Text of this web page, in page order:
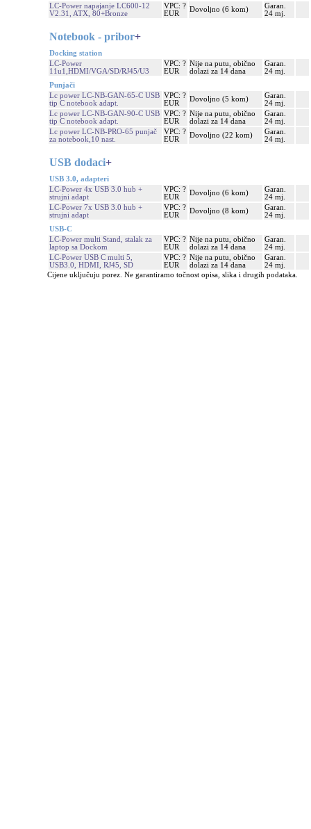
LC-Power napajanje LC600-12
V2.31, ATX, 80+Bronze
VPC: ?
EUR
Dovoljno (6 kom)
Garan.
24 mj.
Notebook - pribor+
Docking station
LC-Power
11u1,HDMI/VGA/SD/RJ45/U3
VPC: ?
EUR
Nije na putu, obično
dolazi za 14 dana
Garan.
24 mj.
Punjači
Lc power LC-NB-GAN-65-C USB
tip C notebook adapt.
VPC: ?
EUR
Dovoljno (5 kom)
Garan.
24 mj.
Lc power LC-NB-GAN-90-C USB
tip C notebook adapt.
VPC: ?
EUR
Nije na putu, obično
dolazi za 14 dana
Garan.
24 mj.
Lc power LC-NB-PRO-65 punjač
za notebook,10 nast.
VPC: ?
EUR
Dovoljno (22 kom)
Garan.
24 mj.
USB dodaci+
USB 3.0, adapteri
LC-Power 4x USB 3.0 hub +
strujni adapt
VPC: ?
EUR
Dovoljno (6 kom)
Garan.
24 mj.
LC-Power 7x USB 3.0 hub +
strujni adapt
VPC: ?
EUR
Dovoljno (8 kom)
Garan.
24 mj.
USB-C
LC-Power multi Stand, stalak za
laptop sa Dockom
VPC: ?
EUR
Nije na putu, obično
dolazi za 14 dana
Garan.
24 mj.
LC-Power USB C multi 5,
USB3.0, HDMI, RJ45, SD
VPC: ?
EUR
Nije na putu, obično
dolazi za 14 dana
Garan.
24 mj.
Cijene uključuju porez. Ne garantiramo točnost opisa, slika i drugih podataka.